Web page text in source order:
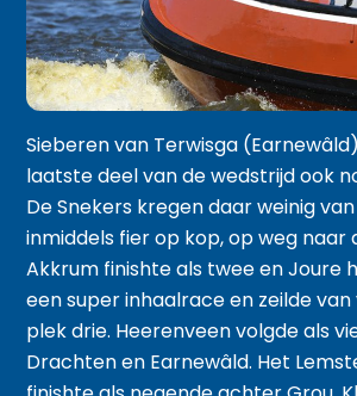
Sieberen van Terwisga
laatste deel van de wedstrijd ook
De Snekers kregen daar weinig
inmiddels fier op kop, op weg naar
Akkrum finishte als twee en Joure
een super inhaalrace en zeilde
plek drie. Heerenveen volgde als
Drachten en Earnewâld. Het